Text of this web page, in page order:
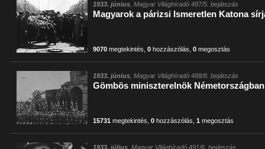
1933. június , Magyar Világhíradó 487/5. bejátszás
Magyarok a párizsi Ismeretlen Katona
9070 megtekintés ,0 hozzászólás ,0 megosztás
1933. június , Magyar Világhíradó 488/8. bejátszás
Gömbös miniszterelnök Németországban
15731 megtekintés ,0 hozzászólás ,1 megosztás
1933. július , Magyar Világhíradó 491/6. bejátszás